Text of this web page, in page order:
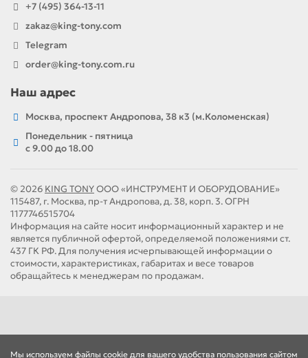
Мы используем файлы cookie для вашего удобства пользования сайтом
+7 (495) 364-13-11
zakaz@king-tony.com
Telegram
order@king-tony.com.ru
Наш адрес
Москва, проспект Андропова, 38 к3 (м.Коломенская)
Понедельник - пятница
c 9.00 до 18.00
© 2026 KING TONYООО «ИНСТРУМЕНТ И ОБОРУДОВАНИЕ»
115487, г. Москва, пр-т Андропова, д. 38, корп. 3. ОГРН
1177746515704
Информация на сайте носит информационный характер и не
является публичной офертой, определяемой положениями ст.
437 ГК РФ. Для получения исчерпывающей информации о
стоимости, характеристиках, габаритах и весе товаров
обращайтесь к менеджерам по продажам.